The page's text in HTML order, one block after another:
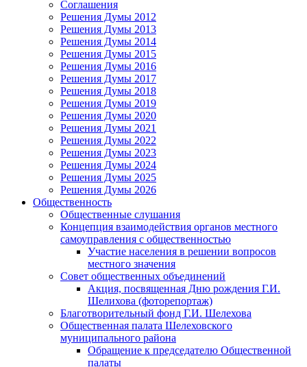
Соглашения
Решения Думы 2012
Решения Думы 2013
Решения Думы 2014
Решения Думы 2015
Решения Думы 2016
Решения Думы 2017
Решения Думы 2018
Решения Думы 2019
Решения Думы 2020
Решения Думы 2021
Решения Думы 2022
Решения Думы 2023
Решения Думы 2024
Решения Думы 2025
Решения Думы 2026
Общественность
Общественные слушания
Концепция взаимодействия органов местного
самоуправления с общественностью
Участие населения в решении вопросов
местного значения
Совет общественных объединений
Акция, посвященная Дню рождения Г.И.
Шелихова (фоторепортаж)
Благотворительный фонд Г.И. Шелехова
Общественная палата Шелеховского
муниципального района
Обращение к председателю Общественной
палаты